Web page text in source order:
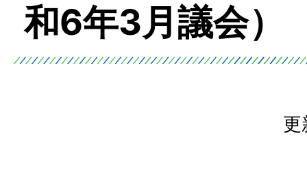
和6年3月議会）
更